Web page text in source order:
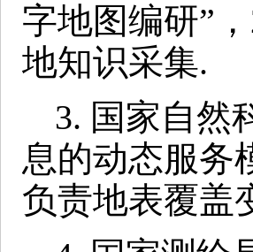
字地图编研”
地知识采集.
3. 国家自然
息的动态服务
负责地表覆盖